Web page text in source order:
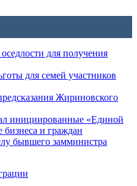
для получения
для семей участников
Жириновского
инициированные «Единой
бизнеса и граждан
бывшего замминистра